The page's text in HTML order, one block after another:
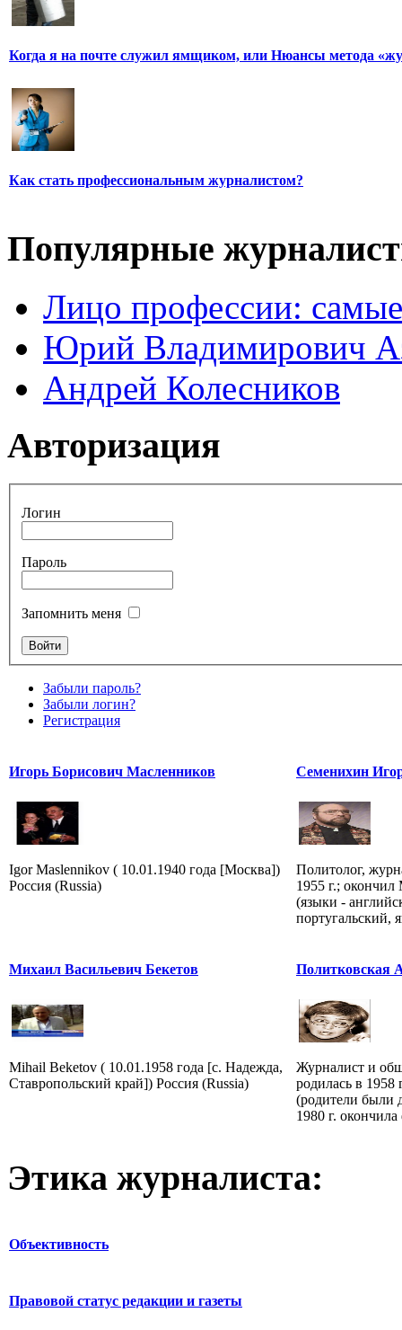
Когда я на почте служил ямщиком, или Нюансы метода
Как стать профессиональным журналистом?
Популярные
Лицо профессии:
Юрий Владимирович
Андрей Колесников
Авторизация
Логин
Пароль
Запомнить меня
Забыли пароль?
Забыли логин?
Регистрация
Игорь Борисович Масленников
Igor Maslennikov ( 10.01.1940 года [Москва])
Россия (Russia)
Семенихин
Политолог,
1955 г.;
(языки -
португальский,
Михаил Васильевич Бекетов
Mihail Beketov ( 10.01.1958 года [с. Надежда,
Ставропольский край]) Россия (Russia)
Политковская
Журналист и
родилась в
(родители
1980 г. окончила
Этика журналиста:
Объективность
Правовой статус редакции и газеты